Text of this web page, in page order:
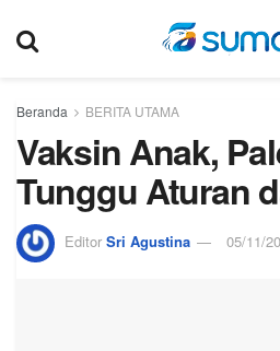
Beranda BERITA UTAMA
Vaksin Anak,
Tunggu Aturan
Editor Sri Agustina 05/11/